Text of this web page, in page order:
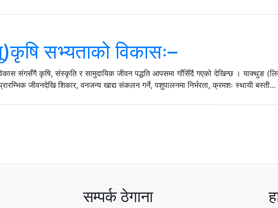
सभ्यताको विकासः–
संगसँगै कृषि, संस्कृति र सामुदायिक जीवन पद्धति आपसमा गाँसिँदै गएको देखिन्छ । याक्थुङ
जीवनदेखि शिकार, वनजन्य खाद्य संकलन गर्ने, पशुपालनमा निर्भरता, क्रमशः स्थायी बस्ती...
सम्पर्क ठेगाना